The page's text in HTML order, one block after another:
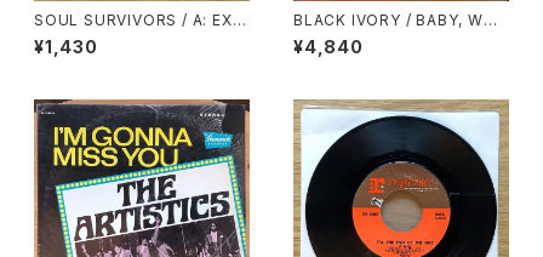
SOUL SURVIVORS / A: EXP
RESSWAY TO YOUR HEART
/ B: HEY GYP
¥1,430
BLACK IVORY / BABY, WO
N’T YOU CHANGE YOUR MI
ND
¥4,840